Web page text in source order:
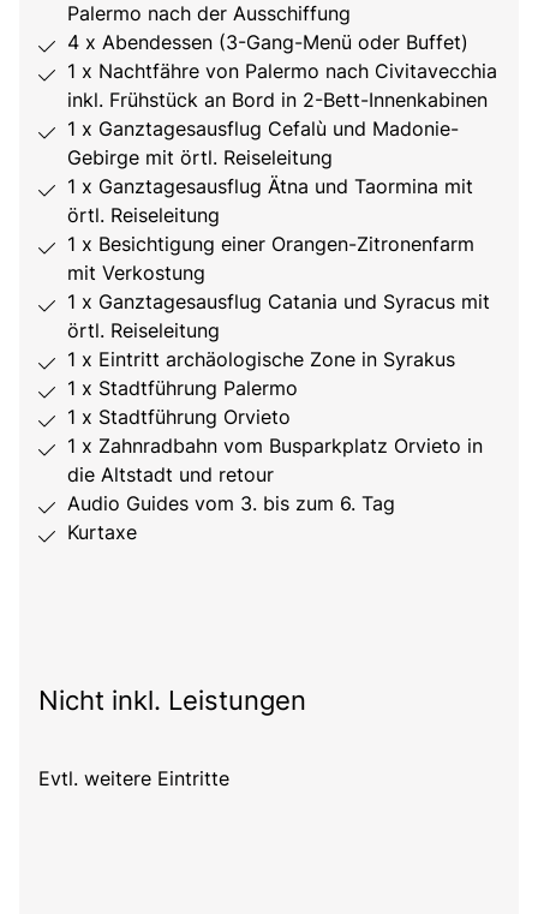
Palermo nach der Ausschiffung
4 x Abendessen (3-Gang-Menü oder Buffet)
1 x Nachtfähre von Palermo nach Civitavecchia
inkl. Frühstück an Bord in 2-Bett-Innenkabinen
1 x Ganztagesausflug Cefalù und Madonie-
Gebirge mit örtl. Reiseleitung
1 x Ganztagesausflug Ätna und Taormina mit
örtl. Reiseleitung
1 x Besichtigung einer Orangen-Zitronenfarm
mit Verkostung
1 x Ganztagesausflug Catania und Syracus mit
örtl. Reiseleitung
1 x Eintritt archäologische Zone in Syrakus
1 x Stadtführung Palermo
1 x Stadtführung Orvieto
1 x Zahnradbahn vom Busparkplatz Orvieto in
die Altstadt und retour
Audio Guides vom 3. bis zum 6. Tag
Kurtaxe
Nicht inkl. Leistungen
Evtl. weitere Eintritte